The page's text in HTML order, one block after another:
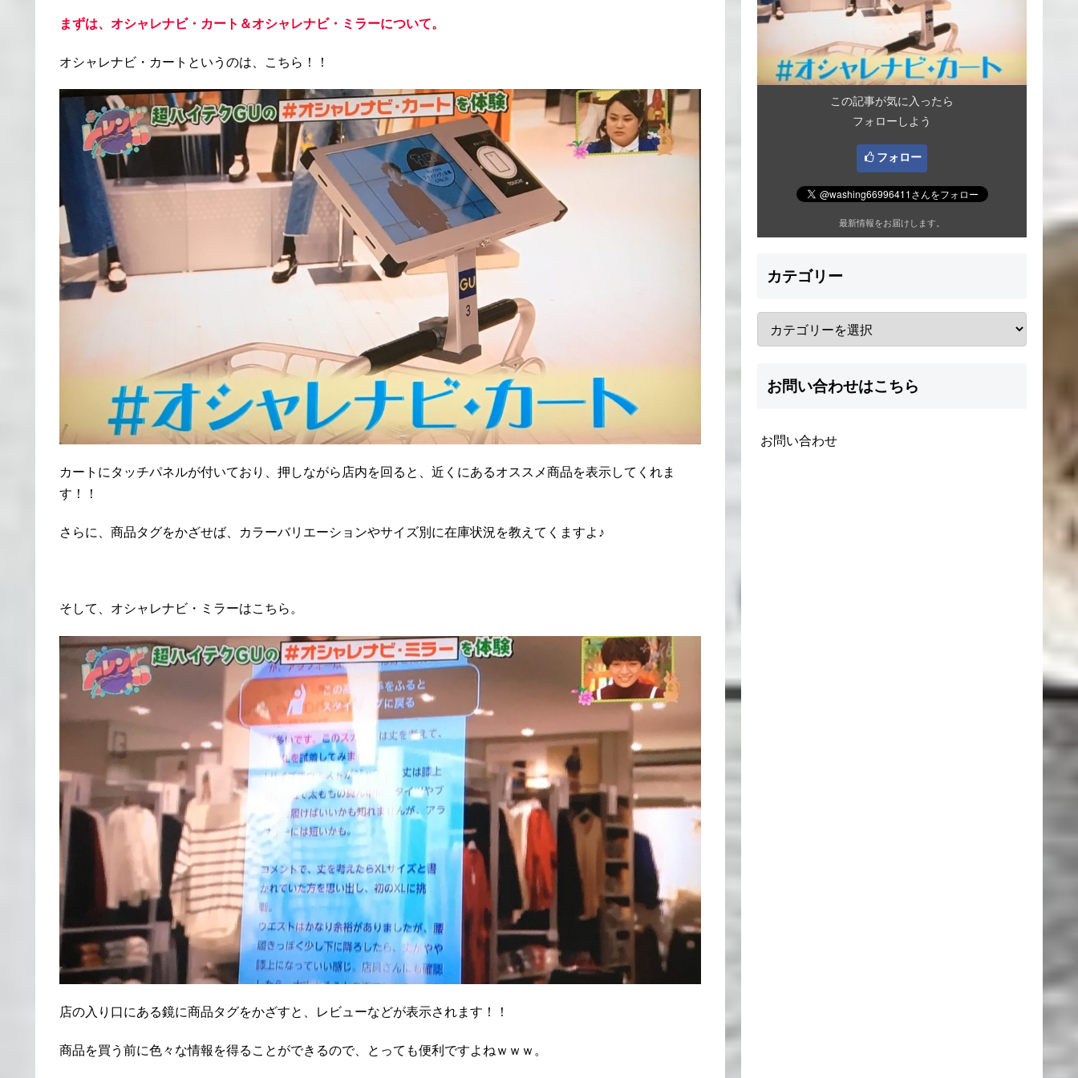
まずは、オシャレナビ・カート＆オシャレナビ・ミラーについて。
オシャレナビ・カートというのは、こちら！！
カートにタッチパネルが付いており、押しながら店内を回ると、近くにあるオススメ商品を表示してくれま
す！！
さらに、商品タグをかざせば、カラーバリエーションやサイズ別に在庫状況を教えてくますよ♪
そして、オシャレナビ・ミラーはこちら。
店の入り口にある鏡に商品タグをかざすと、レビューなどが表示されます！！
商品を買う前に色々な情報を得ることができるので、とっても便利ですよねｗｗｗ。
この記事が気に入ったら
フォローしよう
フォロー
最新情報をお届けします。
カテゴリー
お問い合わせはこちら
お問い合わせ